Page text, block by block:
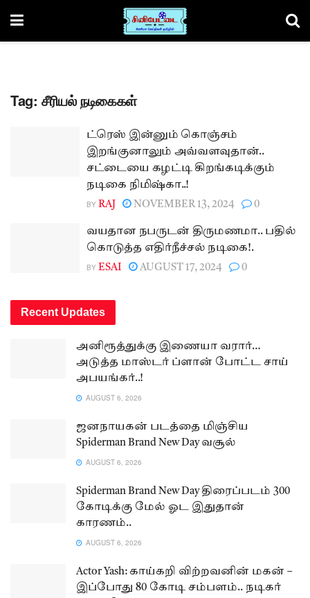
Tag: சீரியல் நடிகைகள்
ட்ரெஸ் இன்னும் கொஞ்சம்
இறங்குனாலும் அவ்வளவுதான்..
சட்டையை கழட்டி கிறங்கடிக்கும்
நடிகை நிமிஷ்கா..!
BY RAJ NOVEMBER 13, 2024 0
வயதான நபருடன் திருமணமா.. பதில்
கொடுத்த எதிர்நீச்சல் நடிகை!.
BY ESAI AUGUST 17, 2024 0
Recent Updates
அனிரூத்துக்கு இணையா வரார்…
அடுத்த மாஸ்டர் ப்ளான் போட்ட சாய்
அபயங்கர்..!
AUGUST 6, 2026
ஜனநாயகன் படத்தை மிஞ்சிய
Spiderman Brand New Day வசூல்
AUGUST 6, 2026
Spiderman Brand New Day திரைப்படம் 300
கோடிக்கு மேல் ஓட இதுதான்
காரணம்..
AUGUST 6, 2026
Actor Yash: காய்கறி விற்றவனின் மகன் –
இப்போது 80 கோடி சம்பளம்.. நடிகர்